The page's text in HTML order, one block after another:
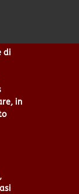
2 -16122 -
Codice IPA: cmge
010 5499456
di
in